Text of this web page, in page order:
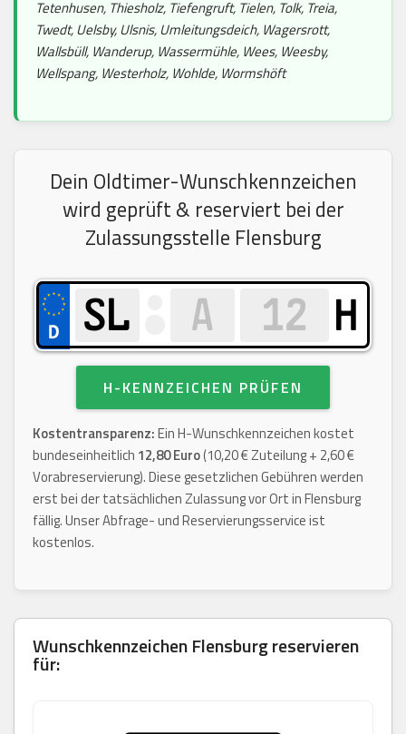
Tetenhusen, Thiesholz, Tiefengruft, Tielen, Tolk, Treia,
Twedt, Uelsby, Ulsnis, Umleitungsdeich, Wagersrott,
Wallsbüll, Wanderup, Wassermühle, Wees, Weesby,
Wellspang, Westerholz, Wohlde, Wormshöft
Dein Oldtimer-Wunschkennzeichen
wird geprüft & reserviert bei der
Zulassungsstelle Flensburg
H
H-KENNZEICHEN PRÜFEN
Kostentransparenz:Ein H-Wunschkennzeichen kostet
bundeseinheitlich 12,80 Euro(10,20 € Zuteilung + 2,60 €
Vorabreservierung). Diese gesetzlichen Gebühren werden
erst bei der tatsächlichen Zulassung vor Ort in Flensburg
fällig. Unser Abfrage- und Reservierungsservice ist
kostenlos.
WunschkennzeichenFlensburgreservieren
für: